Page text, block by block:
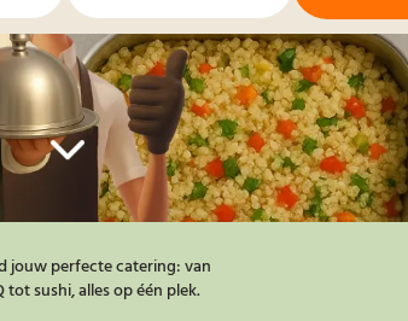
jouw perfecte catering: van
tot sushi, alles op één plek.